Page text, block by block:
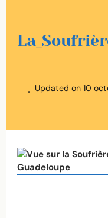
Updated on 10